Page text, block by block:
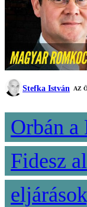
Stefka István AZ
Orbán
Fidesz